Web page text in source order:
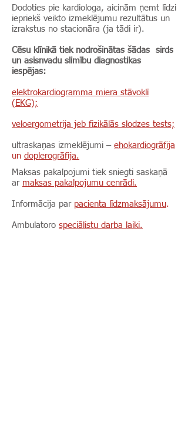
Dodoties pie kardiologa, aicinām ņemt līdzi
iepriekš veikto izmeklējumu rezultātus un
izrakstus no stacionāra (ja tādi ir).
Cēsu klīnikā tiek nodrošinātas šādas sirds
un asisnvadu slimību diagnostikas
iespējas:
elektrokardiogramma miera stāvoklī
(EKG);
veloergometrija jeb fizikālās slodzes tests;
ultraskaņas izmeklējumi – ehokardiogrāfija
un doplerogrāfija.
Maksas pakalpojumi tiek sniegti saskaņā
ar maksas pakalpojumu cenrādi.
Informācija par pacienta līdzmaksājumu.
Ambulatoro speciālistu darba laiki.